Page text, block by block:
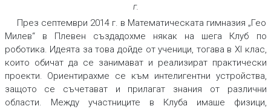
г.
През септември 2014 г. в Математическата гимназия „Гео
Милев“ в Плевен създадохме някак на шега Клуб по
роботика. Идеята за това дойде от ученици, тогава в XI клас,
които обичат да се занимават и реализират практически
проекти. Ориентирахме се към интелигентни устройства,
защото се съчетават и прилагат знания от различни
области. Между участниците в Клуба имаше физици,